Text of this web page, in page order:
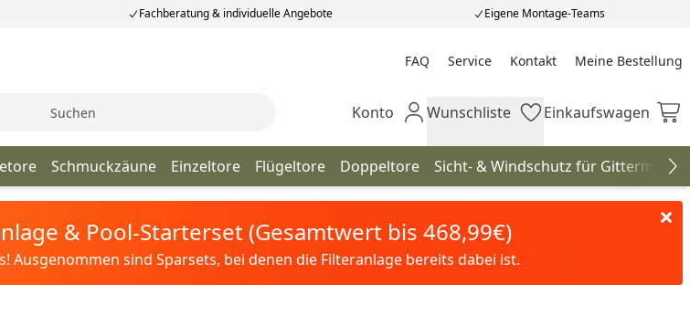
Fachberatung & individuelle Angebote Eigene Montage-Teams
FAQ Service Kontakt Meine Bestellung
Meine Bestellung
Mein Konto
Konto Wunschliste
Wunschliste Einkaufswagen
Einkaufswagen
Schmuckzäune Einzeltore Flügeltore Doppeltore Sicht- & Windschutz für Gittermatten
& Pool-Starterset (Gesamtwert bis 468,99€)
Ausgenommen sind Sparsets, bei denen die Filteranlage bereits dabei ist.